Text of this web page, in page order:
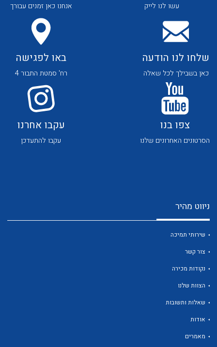
לכל מוצרי היצרן לכל מוצרי היצרן
לכל מוצרי היצרן לכל מוצרי היצרן
עשו לנו לייק אנחנו כאן זמנים עבורך
שלחו לנו הודעה
כאן בשבילך לכל שאלה
באו לפגישה
רח' סמטת התבור 4
צפו בנו
הסרטונים האחרונים שלנו
עקבו אחרנו
עקבו להתעדכן
ניווט מהיר
שירותי תמיכה
צור קשר
נקודות מכירה
הצוות שלנו
שאלות ותשובות
אודות
מאמרים